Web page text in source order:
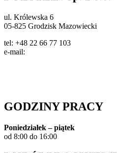
ul. Królewska 6
05-825 Grodzisk Mazowiecki
tel: +48 22 66 77 103
e-mail:
GODZINY PRACY
Poniedziałek – piątek
od 8:00 do 16:00